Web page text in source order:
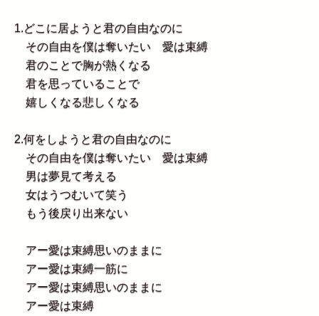
1.どこに居ようと君の自由なのに
その自由を僕は奪いたい 愛は束縛
君のことで胸が熱くなる
君を思っていることで
嬉しくなる悲しくなる
2.何をしようと君の自由なのに
その自由を僕は奪いたい 愛は束縛
男は夢見て考える
女はうつむいて笑う
もう後戻り出来ない
アー愛は束縛思いのままに
アー愛は束縛一筋に
アー愛は束縛思いのままに
アー愛は束縛